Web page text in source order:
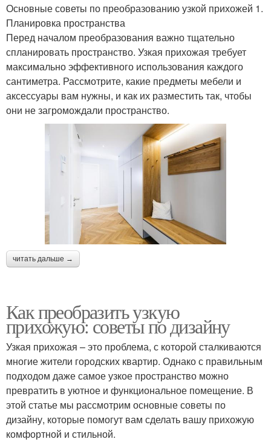
Основные советы по преобразованию узкой прихожей 1.
Планировка пространства
Перед началом преобразования важно тщательно
спланировать пространство. Узкая прихожая требует
максимально эффективного использования каждого
сантиметра. Рассмотрите, какие предметы мебели и
аксессуары вам нужны, и как их разместить так, чтобы
они не загромождали пространство.
читать дальше →
Как преобразить узкую
прихожую: советы по дизайну
Узкая прихожая – это проблема, с которой сталкиваются
многие жители городских квартир. Однако с правильным
подходом даже самое узкое пространство можно
превратить в уютное и функциональное помещение. В
этой статье мы рассмотрим основные советы по
дизайну, которые помогут вам сделать вашу прихожую
комфортной и стильной.